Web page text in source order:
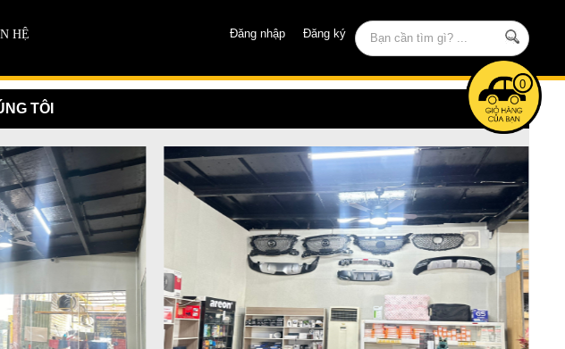
Đăng nhập Đăng ký
HỆ
0
TÔI